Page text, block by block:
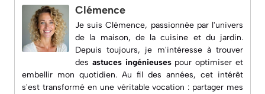
Clémence
Je suis Clémence, passionnée par l'univers
de la maison, de la cuisine et du jardin.
Depuis toujours, je m'intéresse à trouver
des astuces ingénieusespour optimiser et
embellir mon quotidien. Au fil des années, cet intérêt
s'est transformé en une véritable vocation : partager mes